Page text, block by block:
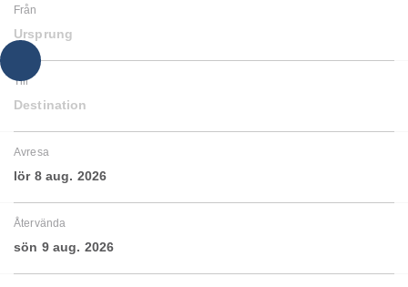
Från
Ursprung
Till
Destination
Avresa
lör 8 aug. 2026
Återvända
sön 9 aug. 2026